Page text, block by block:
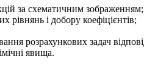
за схематичним зображенням;
рівнянь і добору коефіцієнтів;
розрахункових задач
явища.